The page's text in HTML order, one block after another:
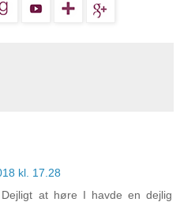
kl. 17.28
at høre I havde en dejlig